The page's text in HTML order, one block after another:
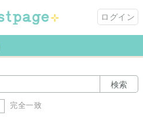
ログイン
検索
完全一致